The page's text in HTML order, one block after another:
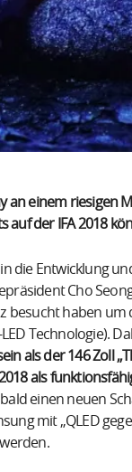
einem riesigen
auf der IFA 2018
die Entwicklung
Cho
besucht haben
Technologie).
als der 146 Zoll
als
einen neuen
mit „QLED